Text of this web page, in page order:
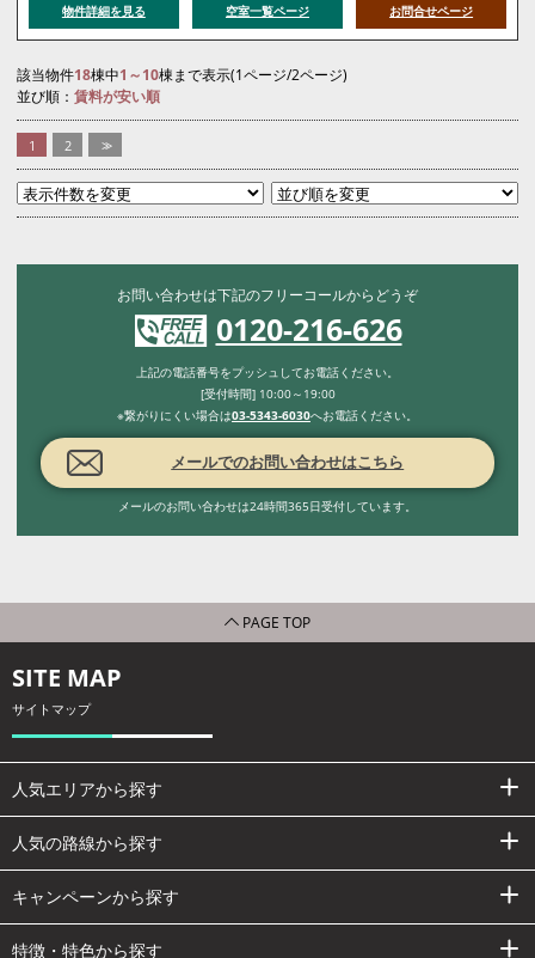
物件詳細を見る 空室一覧ページ お問合せページ
該当物件18棟中1～10棟まで表示(1ページ/2ページ)
並び順： 賃料が安い順
1 2 >>
お問い合わせは下記のフリーコールからどうぞ
0120-216-626
上記の電話番号をプッシュしてお電話ください。
[受付時間] 10:00～19:00
※繋がりにくい場合は03-5343-6030へお電話ください。
メールでのお問い合わせはこちら
メールのお問い合わせは24時間365日受付しています。
PAGE TOP
SITE MAP
サイトマップ
人気エリアから探す
人気の路線から探す
キャンペーンから探す
特徴・特色から探す